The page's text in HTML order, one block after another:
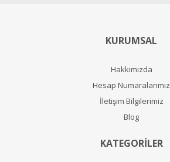
KURUMSAL
Hakkımızda
Hesap Numaralarımız
İletişim Bilgilerimiz
Blog
KATEGORİLER